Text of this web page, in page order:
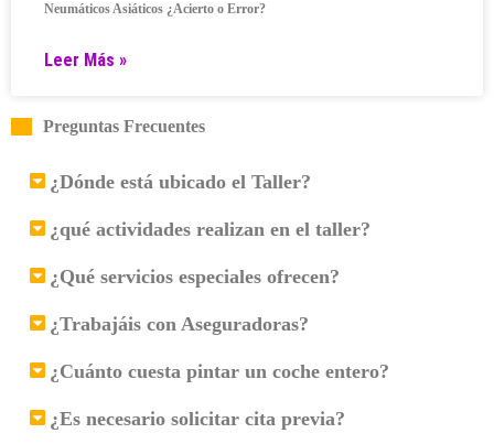
Neumáticos Asiáticos ¿Acierto o Error?
Leer Más »
Preguntas Frecuentes
¿Dónde está ubicado el Taller?
¿qué actividades realizan en el taller?
¿Qué servicios especiales ofrecen?
¿Trabajáis con Aseguradoras?
¿Cuánto cuesta pintar un coche entero?
¿Es necesario solicitar cita previa?